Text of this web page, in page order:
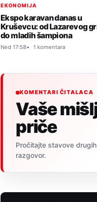
EKONOMIJA
Ekspo karavan danas u
Kruševcu: od Lazarevog
do mladih šampiona
Ned 17:58 1 komentara
KOMENTARI ČITALACA
Vaše
priče
Pročitajte stavove
razgovor.